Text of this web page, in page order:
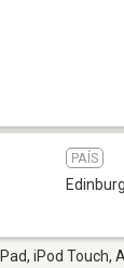
PAÍS
iPod